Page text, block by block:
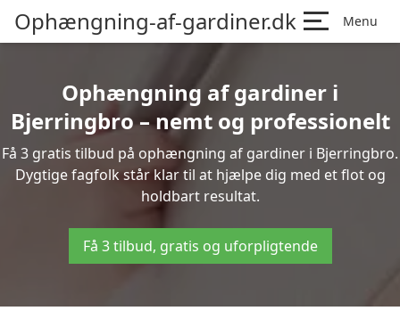
Ophængning-af-gardiner.dk Menu
Ophængning af gardiner i
Bjerringbro – nemt og professionelt
Få 3 gratis tilbud på ophængning af gardiner i Bjerringbro.
Dygtige fagfolk står klar til at hjælpe dig med et flot og
holdbart resultat.
Få 3 tilbud, gratis og uforpligtende